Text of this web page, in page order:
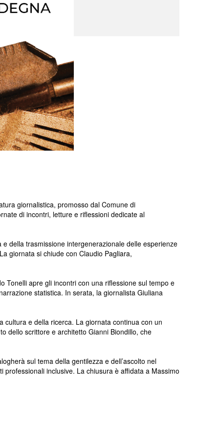
giornalistica, promosso dal Comune di
di incontri, letture e riflessioni dedicate al
della trasmissione intergenerazionale delle esperienze
giornata si chiude con Claudio Pagliara,
Tonelli apre gli incontri con una riflessione sul tempo e
statistica. In serata, la giornalista Giuliana
cultura e della ricerca. La giornata continua con un
dello scrittore e architetto Gianni Biondillo, che
sul tema della gentilezza e dell’ascolto nel
inclusive. La chiusura è affidata a Massimo